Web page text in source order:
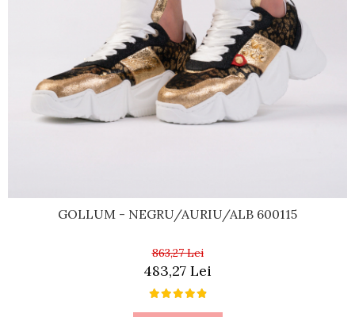
GOLLUM - NEGRU/AURIU/ALB 600115
863,27 Lei
483,27 Lei